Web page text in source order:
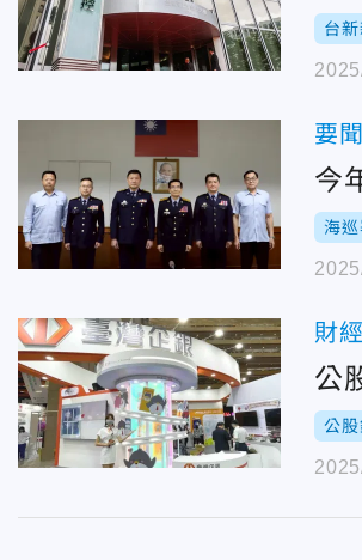
台
要聞
今
海巡
財經
公
公股